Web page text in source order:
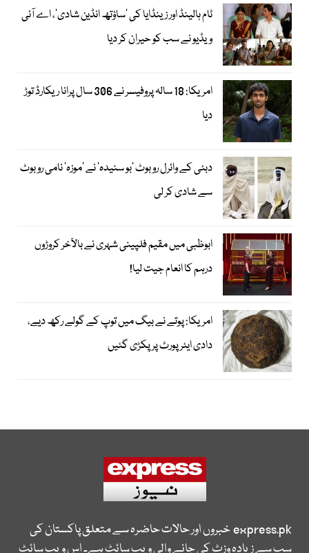
ٹام ہالینڈ اور زینڈایا کی ’ساؤتھ انڈین شادی‘، اے آئی
ویڈیو نے سب کو حیران کر دیا
امریکا: 18 سالہ پروفیسر نے 306 سال پرانا ریکارڈ توڑ
دیا
دبئی کے وائرل روبوٹ ’بو سنیدہ‘ نے ’موزہ‘ نامی روبوٹ
سے شادی کر لی
ابوظبی میں مقیم فلپینی شہری نے بالآخر کروڑوں
درہم کا انعام جیت لیا!
امریکا: پوتے نے بیگ میں توپ کے گولے رکھ دیے،
دادی ایئرپورٹ پر پکڑی گئیں
express.pkخبروں اور حالات حاضرہ سے متعلق پاکستان کی